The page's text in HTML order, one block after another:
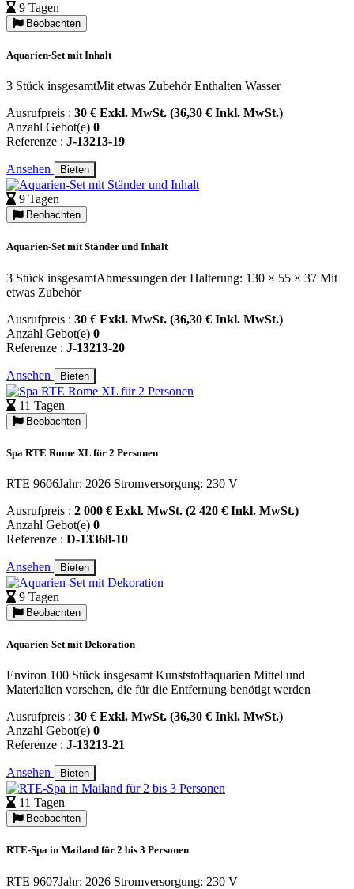
9 Tagen
Beobachten
Aquarien-Set mit Inhalt
3 Stück insgesamtMit etwas Zubehör Enthalten Wasser
Ausrufpreis : 30 € Exkl. MwSt. (36,30 € Inkl. MwSt.)
Anzahl Gebot(e) 0
Referenze : J-13213-19
Ansehen Bieten
9 Tagen
Beobachten
Aquarien-Set mit Ständer und Inhalt
3 Stück insgesamtAbmessungen der Halterung: 130 × 55 × 37 Mit
etwas Zubehör
Ausrufpreis : 30 € Exkl. MwSt. (36,30 € Inkl. MwSt.)
Anzahl Gebot(e) 0
Referenze : J-13213-20
Ansehen Bieten
11 Tagen
Beobachten
Spa RTE Rome XL für 2 Personen
RTE 9606Jahr: 2026 Stromversorgung: 230 V
Ausrufpreis : 2 000 € Exkl. MwSt. (2 420 € Inkl. MwSt.)
Anzahl Gebot(e) 0
Referenze : D-13368-10
Ansehen Bieten
9 Tagen
Beobachten
Aquarien-Set mit Dekoration
Environ 100 Stück insgesamt Kunststoffaquarien Mittel und
Materialien vorsehen, die für die Entfernung benötigt werden
Ausrufpreis : 30 € Exkl. MwSt. (36,30 € Inkl. MwSt.)
Anzahl Gebot(e) 0
Referenze : J-13213-21
Ansehen Bieten
11 Tagen
Beobachten
RTE-Spa in Mailand für 2 bis 3 Personen
RTE 9607Jahr: 2026 Stromversorgung: 230 V